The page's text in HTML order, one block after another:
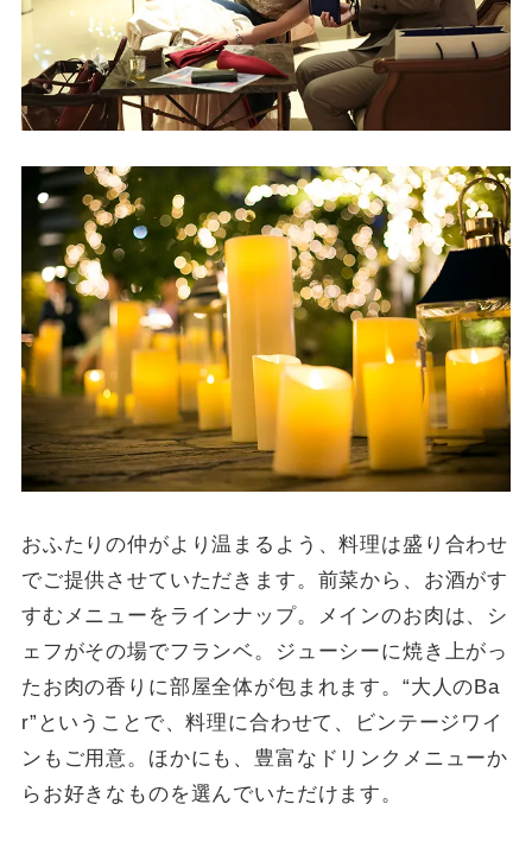
おふたりの仲がより温まるよう、料理は盛り合わせ
でご提供させていただきます。前菜から、お酒がす
すむメニューをラインナップ。メインのお肉は、シ
ェフがその場でフランベ。ジューシーに焼き上がっ
たお肉の香りに部屋全体が包まれます。“大人のBa
r”ということで、料理に合わせて、ビンテージワイ
ンもご用意。ほかにも、豊富なドリンクメニューか
らお好きなものを選んでいただけます。